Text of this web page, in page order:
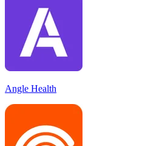
Angle Health